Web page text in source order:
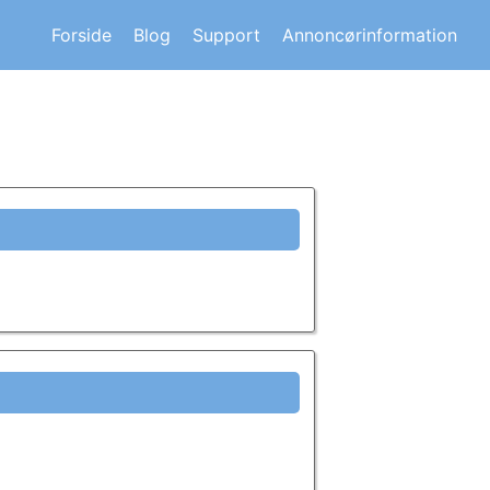
andre huskøberes oplevelser.
Forside Blog Support Annoncørinformation